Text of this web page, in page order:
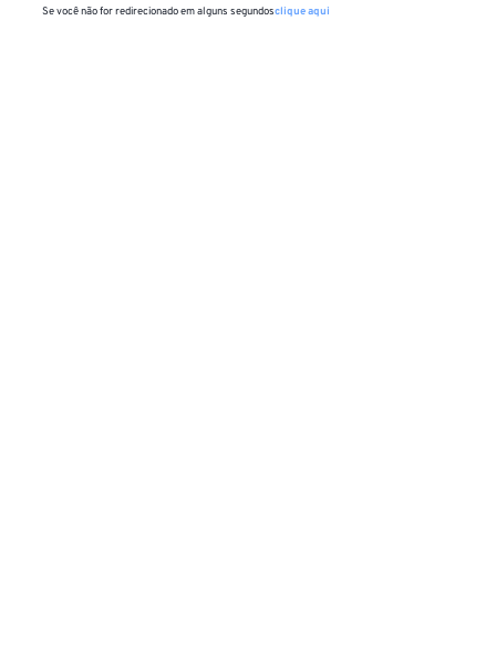
Se você não for redirecionado em alguns segundosclique aqui